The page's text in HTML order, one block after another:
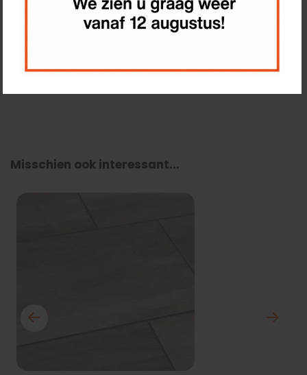
Klanten beoordelen ons met 8,4
Vaak samen gekocht met
Misschien ook interessant...